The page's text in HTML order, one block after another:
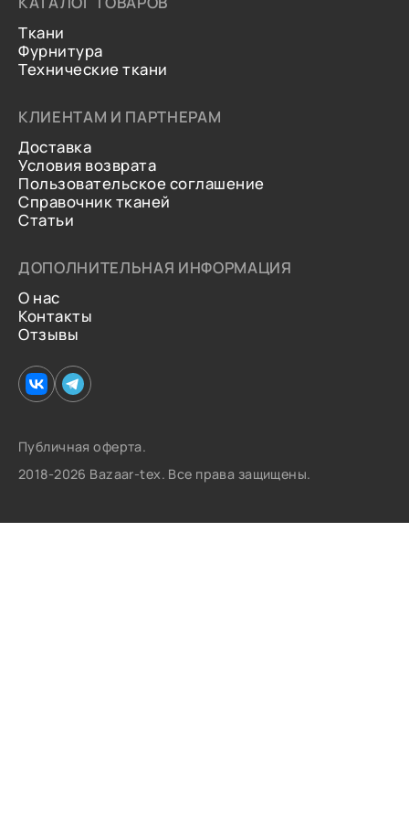
Ткани
Фурнитура
Технические ткани
КЛИЕНТАМ И ПАРТНЕРАМ
Доставка
Условия возврата
Пользовательское соглашение
Справочник тканей
Статьи
ДОПОЛНИТЕЛЬНАЯ ИНФОРМАЦИЯ
О нас
Контакты
Отзывы
Публичная оферта.
2018-2026 Bazaar-tex. Все права защищены.